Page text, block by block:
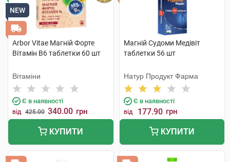
NEW
Arbor Vitae Магній Форте
Вітамін В6 таблетки 60 шт
Вітаміни
Є в наявності
від 425.00 340.00 грн
КУПИТИ
Магній Судоми Медівіт
таблетки 56 шт
Натур Продукт Фарма
Є в наявності
від 177.90 грн
КУПИТИ